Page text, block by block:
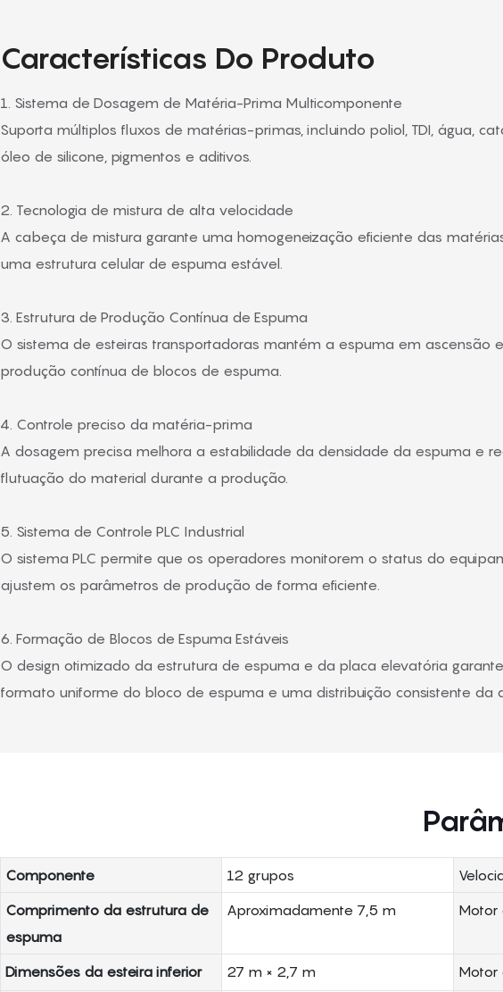
Características Do Produto
1. Sistema de Dosagem de Matéria-Prima Multicomponente
Suporta múltiplos fluxos de matérias-primas, incluindo poliol, TDI, água,
óleo de silicone, pigmentos e aditivos.
2. Tecnologia de mistura de alta velocidade
A cabeça de mistura garante uma homogeneização eficiente das
uma estrutura celular de espuma estável.
3. Estrutura de Produção Contínua de Espuma
O sistema de esteiras transportadoras mantém a espuma em ascensão
produção contínua de blocos de espuma.
4. Controle preciso da matéria-prima
A dosagem precisa melhora a estabilidade da densidade da espuma e
flutuação do material durante a produção.
5. Sistema de Controle PLC Industrial
O sistema PLC permite que os operadores monitorem o status do
ajustem os parâmetros de produção de forma eficiente.
6. Formação de Blocos de Espuma Estáveis
O design otimizado da estrutura de espuma e da placa elevatória
formato uniforme do bloco de espuma e uma distribuição consistente da
Componente 12 grupos
Comprimento da estrutura de
espuma
Aproximadamente 7,5 m Motor
Dimensões da esteira inferior 27 m × 2,7 m Motor